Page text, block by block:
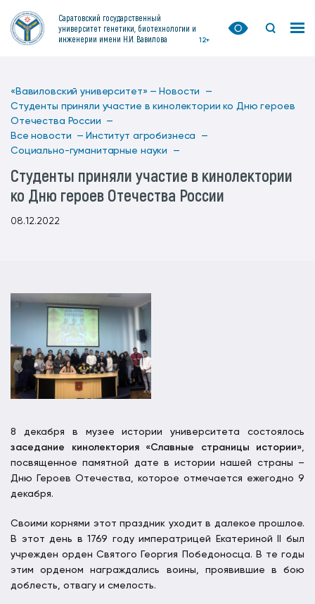
Саратовский государственный
университет генетики, биотехнологии и
инженерии имени Н.И. Вавилова
12+
«Вавиловский университет» — Новости —
Студенты приняли участие в кинолектории ко Дню героев
Отечества России —
Все новости — Институт агробизнеса —
Социально-гуманитарные науки —
Студенты приняли участие в кинолектории
ко Дню героев Отечества России
08.12.2022
8 декабря в музее истории университета состоялось
заседание кинолектория «Славные страницы истории»,
посвященное памятной дате в истории нашей страны –
Дню Героев Отечества, которое отмечается ежегодно 9
декабря.
Своими корнями этот праздник уходит в далекое прошлое.
В этот день в 1769 году императрицей Екатериной II был
учрежден орден Святого Георгия Победоносца. В те годы
этим орденом награждались воины, проявившие в бою
доблесть, отвагу и смелость.